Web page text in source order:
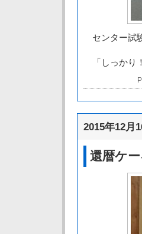
センター試
「しっかり
2015年12月
還暦ケ